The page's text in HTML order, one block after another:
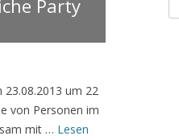
Party
um 22
von Personen im
mit … Lesen